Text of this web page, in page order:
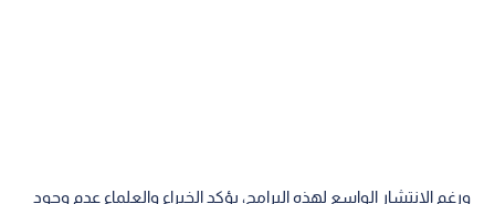
ورغم الانتشار الواسع لهذه البرامج، يؤكد الخبراء والعلماء عدم وجود